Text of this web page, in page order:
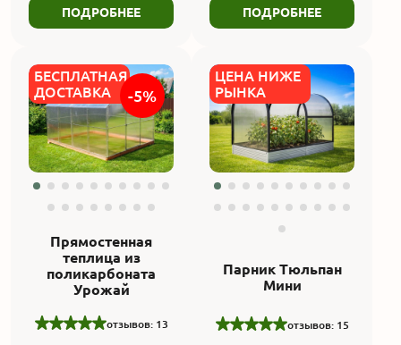
ПОДРОБНЕЕ ПОДРОБНЕЕ
БЕСПЛАТНАЯ
ДОСТАВКА
-5%
Прямостенная
теплица из
поликарбоната
Урожай
отзывов: 13
ЦЕНА НИЖЕ
РЫНКА
Парник Тюльпан
Мини
отзывов: 15